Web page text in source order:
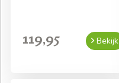
119,95 Bekijk